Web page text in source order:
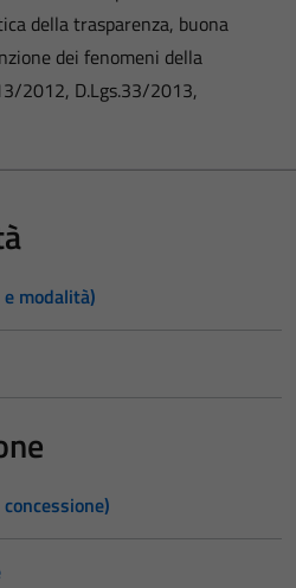
della trasparenza, buona
dei fenomeni della
2012, D.Lgs.33/2013,
modalità)